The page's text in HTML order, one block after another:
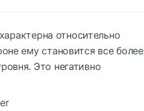
относительно
ему становится все более
Это негативно